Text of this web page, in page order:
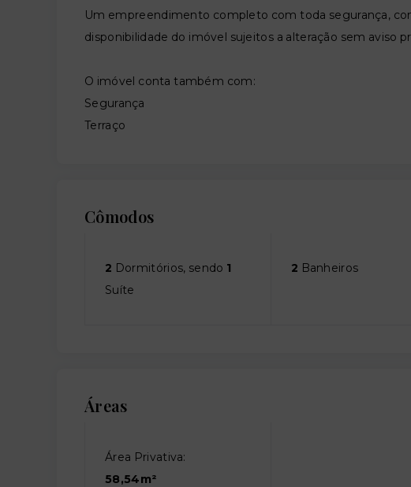
Um empreendimento completo com toda segurança,
disponibilidade do imóvel sujeitos a alteração sem aviso
O imóvel conta também com:
Segurança
Terraço
Cômodos
2 Dormitórios, sendo 1
Suíte
2 Banheiros
Áreas
Área Privativa:
58,54m²